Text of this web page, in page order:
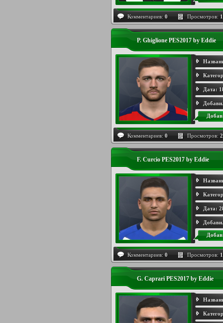
Комментариев: 0 Просмотров:
P. Ghiglione PES2017 by Eddie
Дата:
Комментариев: 0 Просмотров:
F. Curcio PES2017 by Eddie
Дата:
Комментариев: 0 Просмотров:
G. Caprari PES2017 by Eddie